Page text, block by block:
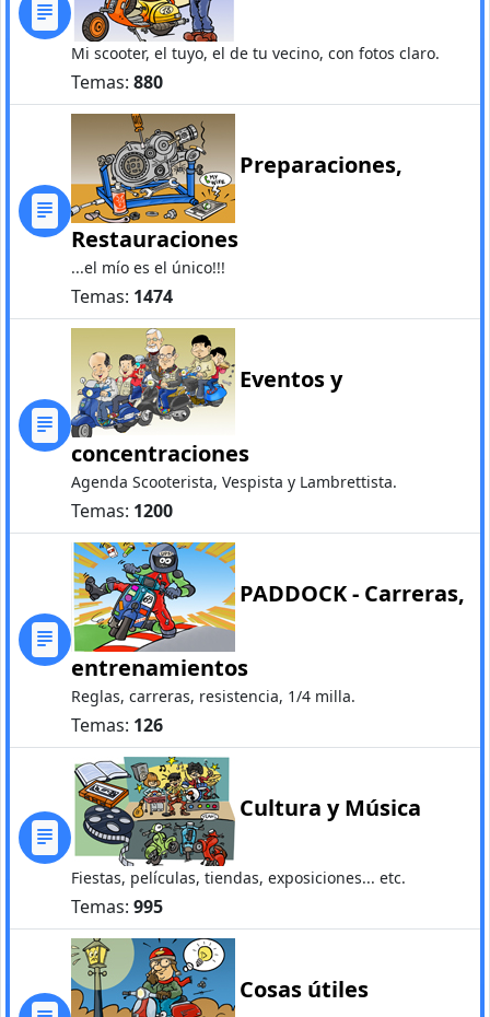
Mi scooter, el tuyo, el de tu vecino, con fotos claro.
Temas: 880
Preparaciones,
Restauraciones
...el mío es el único!!!
Temas: 1474
Eventos y
concentraciones
Agenda Scooterista, Vespista y Lambrettista.
Temas: 1200
PADDOCK - Carreras,
entrenamientos
Reglas, carreras, resistencia, 1/4 milla.
Temas: 126
Cultura y Música
Fiestas, películas, tiendas, exposiciones... etc.
Temas: 995
Cosas útiles